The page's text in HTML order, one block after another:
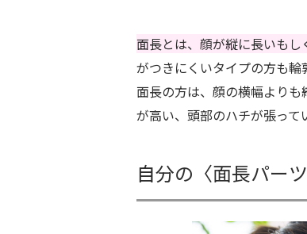
面長とは、顔が縦に長いもし
がつきにくいタイプの方も
面長の方は、顔の横幅より
が高い、頭部のハチが張って
自分の〈面長パー